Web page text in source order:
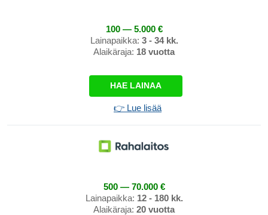
100 — 5.000 €
Lainapaikka: 3 - 34 kk.
Alaikäraja: 18 vuotta
HAE LAINAA
👉 Lue lisää
500 — 70.000 €
Lainapaikka: 12 - 180 kk.
Alaikäraja: 20 vuotta